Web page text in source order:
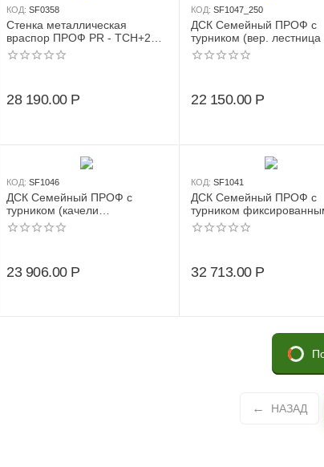
КОД: SF0358
Стенка металлическая
враспор ПРОФ PR - ТСН+2
(2.515 - 2.92 м) (стенка +
турник семейный навесной +
28 190.00 Р
КОД: SF1047_250
ДСК Семейный ПРОФ с
турником (вер. лестница
канат + кольца)
22 150.00 Р
КОД: SF1046
ДСК Семейный ПРОФ с
турником (качели
лакированные + канат +
кольца)
23 906.00 Р
КОД: SF1041
ДСК Семейный ПРОФ с
турником
сеть для лазанья + кольца
32 713.00 Р
НАЗАД